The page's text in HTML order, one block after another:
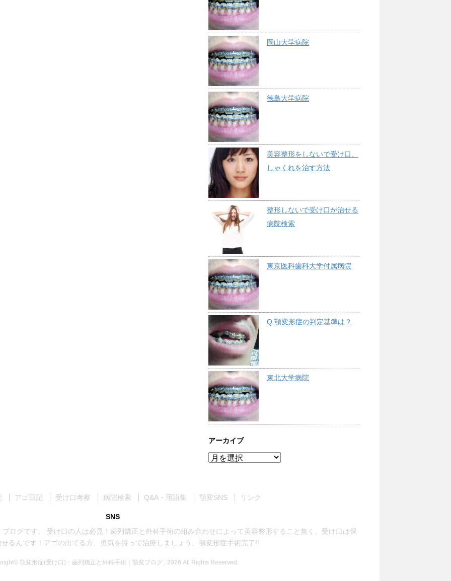
岡山大学病院
徳島大学病院
美容整形をしないで受け口、
しゃくれを治す方法
整形しないで受け口が治せる
病院検索
東京医科歯科大学付属病院
Q.顎変形症の判定基準は？
東北大学病院
アーカイブ
ア
ブ
アゴ日記 受け口考察 病院検索 Q&A・用語集 顎変SNS リンク
SNS
ログです。 受け口の人は必見！歯列矯正と外科手術の組み合わせによって美容整形すること無く、受け口は保
るんです！アゴの出てる方、勇気を持って治療しましょう。顎変形症手術完了!!
顎変形症(受け口)：歯列矯正と外科手術｜顎変ブログ , 2026 All Rights Reserved.